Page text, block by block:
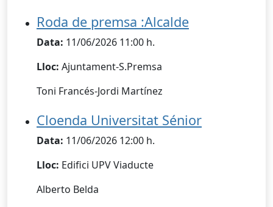
Roda de premsa :Alcalde
Data: 11/06/2026 11:00 h.
Lloc: Ajuntament-S.Premsa
Toni Francés-Jordi Martínez
Cloenda Universitat Sénior
Data: 11/06/2026 12:00 h.
Lloc: Edifici UPV Viaducte
Alberto Belda